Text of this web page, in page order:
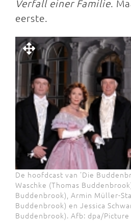
Verfall einer Familie.
eerste.
De hoofdcast van 'Die
Waschke (Thomas
Buddenbrook), Armin Müller-
Buddenbrook) en Jessica
Buddenbrook). Afb: dpa/